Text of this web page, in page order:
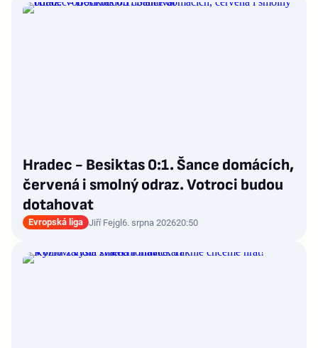
Hradec - Besiktas 0:1. Šance domácích,
červená i smolný odraz. Votroci budou
dotahovat
Evropská liga Jiří Fejgl6. srpna 202620:50